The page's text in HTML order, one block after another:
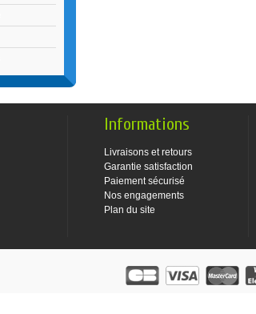
Informations
Livraisons et retours
Garantie satisfaction
Paiement sécurisé
Nos engagements
Plan du site